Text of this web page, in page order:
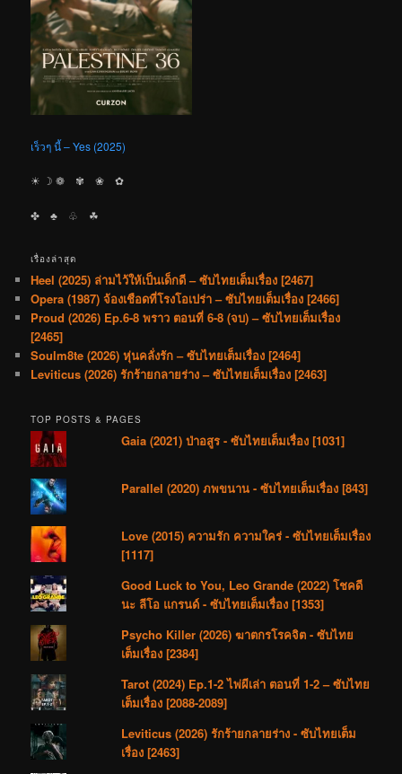
เร็วๆ นี้ – Yes (2025)
☀︎ ☽ ❁ ✾ ❀ ✿
✤ ♣︎ ♧ ☘︎
เรื่องล่าสุด
Heel (2025) ล่ามไว้ให้เป็นเด็กดี – ซับไทยเต็มเรื่อง [2467]
Opera (1987) จ้องเชือดที่โรงโอเปร่า – ซับไทยเต็มเรื่อง [2466]
Proud (2026) Ep.6-8 พราว ตอนที่ 6-8 (จบ) – ซับไทยเต็มเรื่อง
[2465]
Soulm8te (2026) หุ่นคลั่งรัก – ซับไทยเต็มเรื่อง [2464]
Leviticus (2026) รักร้ายกลายร่าง – ซับไทยเต็มเรื่อง [2463]
TOP POSTS & PAGES
Gaia (2021) ป่าอสูร - ซับไทยเต็มเรื่อง [1031]
Parallel (2020) ภพขนาน - ซับไทยเต็มเรื่อง [843]
Love (2015) ความรัก ความใคร่ - ซับไทยเต็มเรื่อง
[1117]
Good Luck to You, Leo Grande (2022) โชคดี
นะ ลีโอ แกรนด์ - ซับไทยเต็มเรื่อง [1353]
Psycho Killer (2026) ฆาตกรโรคจิต - ซับไทย
เต็มเรื่อง [2384]
Tarot (2024) Ep.1-2 ไพ่ผีเล่า ตอนที่ 1-2 – ซับไทย
เต็มเรื่อง [2088-2089]
Leviticus (2026) รักร้ายกลายร่าง - ซับไทยเต็ม
เรื่อง [2463]